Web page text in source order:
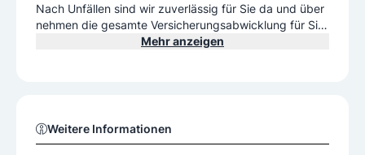
Nach Unfällen sind wir zuverlässig für Sie da und über
nehmen die gesamte Versicherungsabwicklung für Sie.
Exakte Arbeit mit hochwertiger Ausstattung erwartet Si
Mehr anzeigen
Weitere Informationen